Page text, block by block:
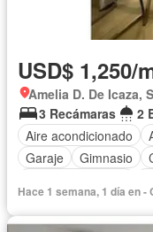
USD$ 1,250/
Amelia D. De Icaza,
3 Recámaras
2
Aire acondicionado
Garaje
Gimnasio
Hace 1 semana, 1 día en -